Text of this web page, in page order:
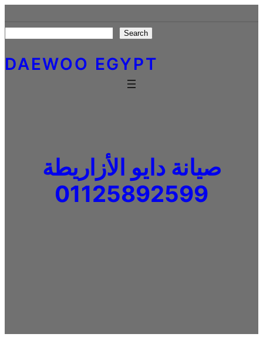
to
content
Search
DAEWOO EGYPT
صيانة دايو الأزاريطة
01125892599